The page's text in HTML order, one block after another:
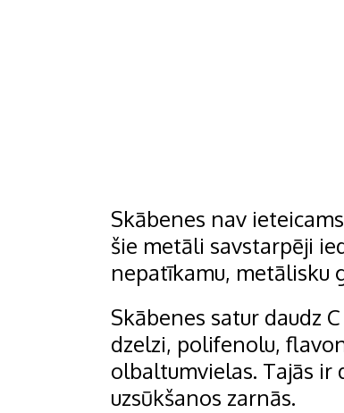
Skābenes nav
šie metāli savstarpēji
nepatīkamu, metālisku
Skābenes satur daudz
dzelzi, polifenolu,
olbaltumvielas. Tajās ir
uzsūkšanos zarnās.